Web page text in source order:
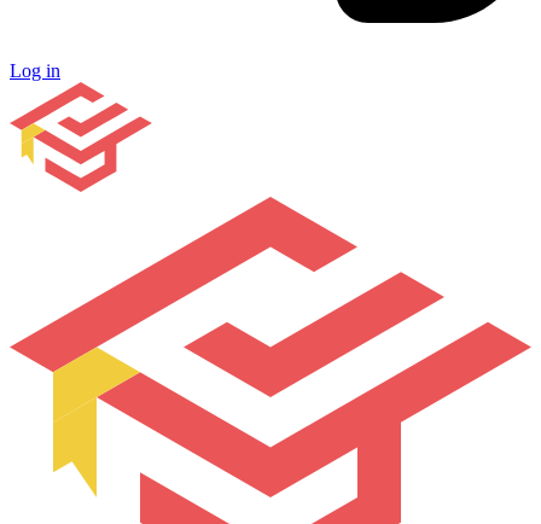
Log in